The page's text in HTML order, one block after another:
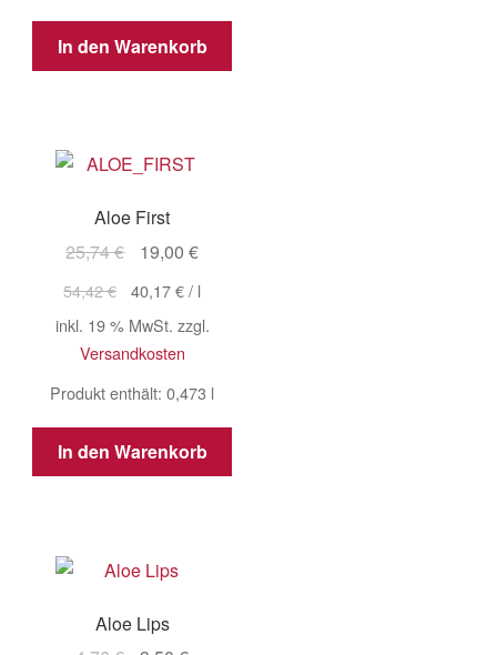
In den Warenkorb
Aloe First
25,74€
Ursprünglicher
war:
25,74 €
19,00€Aktueller
ist:
19,00 €.
54,42€ 40,17€/ l
inkl. 19 % MwSt. zzgl.
Versandkosten
Produkt enthält: 0,473 l
In den Warenkorb
Aloe Lips